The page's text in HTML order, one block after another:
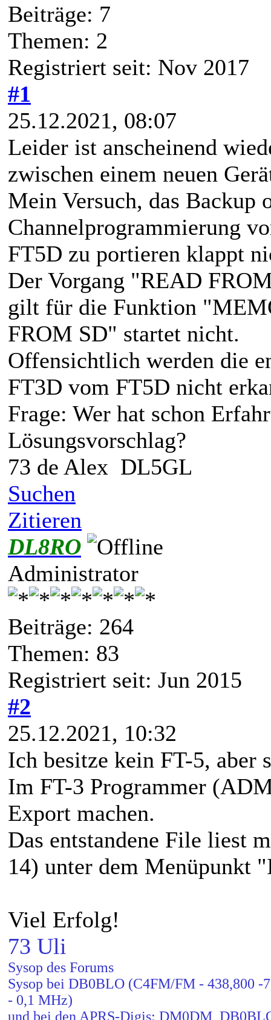
Beiträge: 7
Themen: 2
Registriert seit: Nov 2017
#1
25.12.2021, 08:07
Leider ist anscheinend
zwischen einem neuen
Mein Versuch, das Backup
Channelprogrammierung
FT5D zu portieren klappt
Der Vorgang "READ
gilt für die Funktion
FROM SD" startet nicht.
Offensichtlich werden die
FT3D vom FT5D nicht
Frage: Wer hat schon
Lösungsvorschlag?
73 de Alex DL5GL
Suchen
Zitieren
DL8RO
Administrator
Beiträge: 264
Themen: 83
Registriert seit: Jun 2015
#2
25.12.2021, 10:32
Ich besitze kein FT-5, aber
Im FT-3 Programmer
Export machen.
Das entstandene File liest
14) unter dem Menüpunkt
Viel Erfolg!
73 Uli
Sysop des Forums
Sysop bei DB0BLO (C4FM/FM - 438,800
- 0,1 MHz)
und bei den APRS-Digis: DM0DM,